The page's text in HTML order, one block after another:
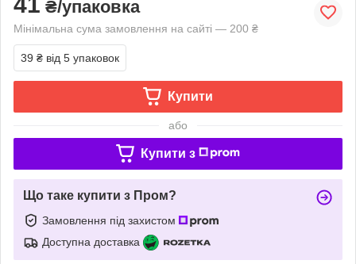
₴/упаковка
Мінімальна сума замовлення на сайті — 200 ₴
39 ₴ від 5 упаковок
Купити
або
Купити з
Що таке купити з Пром?
Замовлення під захистом
Доступна доставка